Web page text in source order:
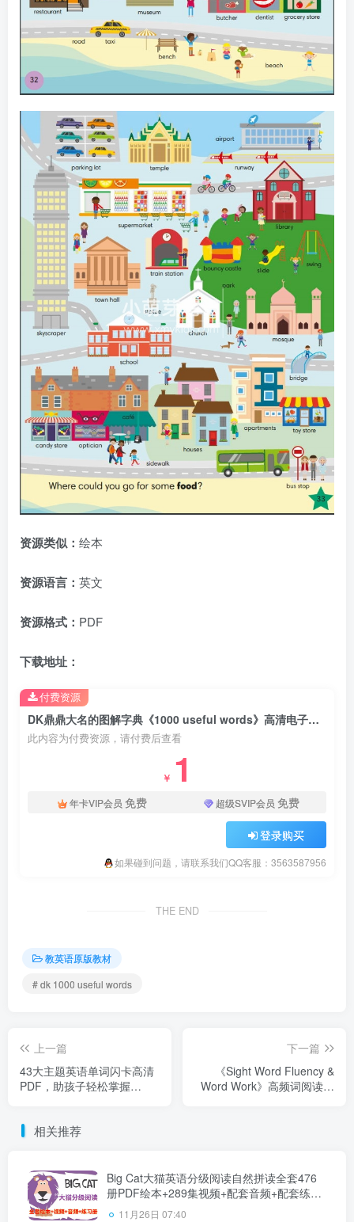
资源类似： 绘本
资源语言： 英文
资源格式： PDF
下载地址：
DK鼎鼎大名的图解字典《1000 useful words》高清电子版PDF+音频+视频，百度云网盘下载！
此内容为付费资源，请付费后查看
￥ 1
年卡VIP会员 免费 超级SVIP会员 免费
登录购买
如果碰到问题，请联系我们QQ客服：3563587956
付费资源
THE END
教英语原版教材
# dk 1000 useful words
上一篇
43大主题英语单词闪卡高清
PDF，助孩子轻松掌握
下一篇
《Sight Word Fluency &
Word Work》高频词阅读练
相关推荐
Big Cat大猫英语分级阅读自然拼读全套476
册PDF绘本+289集视频+配套音频+配套练习
册，百度云网盘下载！
11月26日 07:40